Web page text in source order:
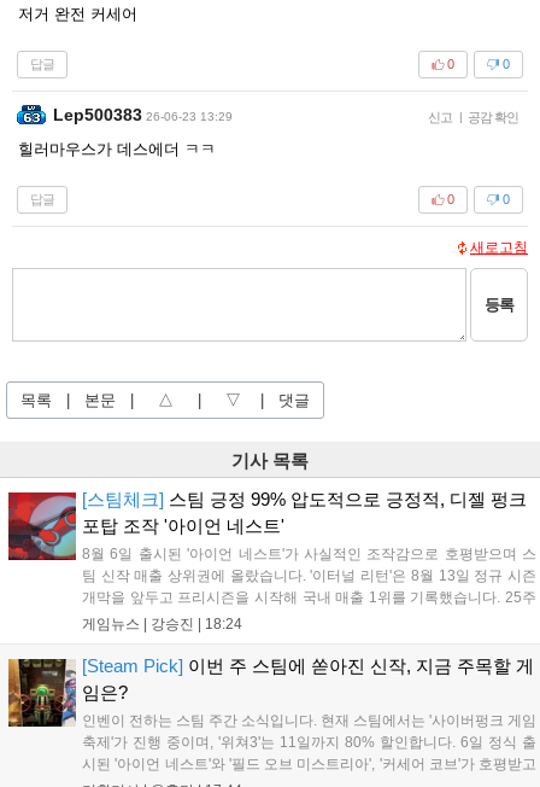
저거 완전 커세어
답글 0
0
Lep500383 26-06-23 13:29 신고 | 공감 확인
힐러마우스가 데스에더 ㅋㅋ
답글 0
0
새로고침
등록
목록 본문 △ ▽ 댓글
기사 목록
[스팀체크] 스팀 긍정 99% 압도적으로 긍정적, 디젤 펑크
포탑 조작 '아이언 네스트'
8월 6일 출시된 '아이언 네스트'가 사실적인 조작감으로 호평받으며 스
팀 신작 매출 상위권에 올랐습니다. '이터널 리턴'은 8월 13일 정규 시즌
개막을 앞두고 프리시즌을 시작해 국내 매출 1위를 기록했습니다. 25주
년을 맞은 '고스트 리콘' 시리즈는 8월 6일 쇼케이스와 함께 대규모 할인
로 수리 시뮬레이션 '리스토리'도 스팀에 정식 출시되었습니다....
게임뉴스 | 강승진 | 18:24
[Steam Pick] 이번 주 스팀에 쏟아진 신작, 지금 주목할 게
임은?
인벤이 전하는 스팀 주간 소식입니다. 현재 스팀에서는 '사이버펑크 게임
축제'가 진행 중이며, '위쳐3'는 11일까지 80% 할인합니다. 6일 정식 출
시된 '아이언 네스트'와 '필드 오브 미스트리아', '커세어 코브'가 호평받고